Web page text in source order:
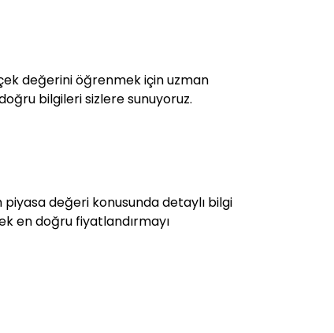
değerini öğrenmek için uzman
bilgileri sizlere sunuyoruz.
piyasa değeri konusunda detaylı bilgi
en doğru fiyatlandırmayı